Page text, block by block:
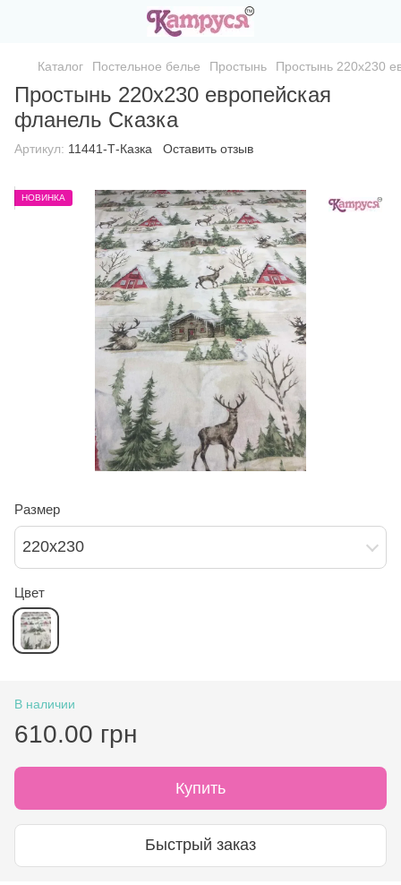
Каталог Постельное белье Простынь Простынь 220х230
Простынь 220х230 европейская
фланель Сказка
Артикул: 11441-Т-Казка Оставить отзыв
НОВИНКА
Размер
220х230
Цвет
В наличии
610.00 грн
Купить
Быстрый заказ